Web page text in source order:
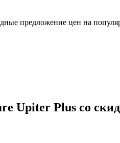
предложение цен на
Upiter Plus со